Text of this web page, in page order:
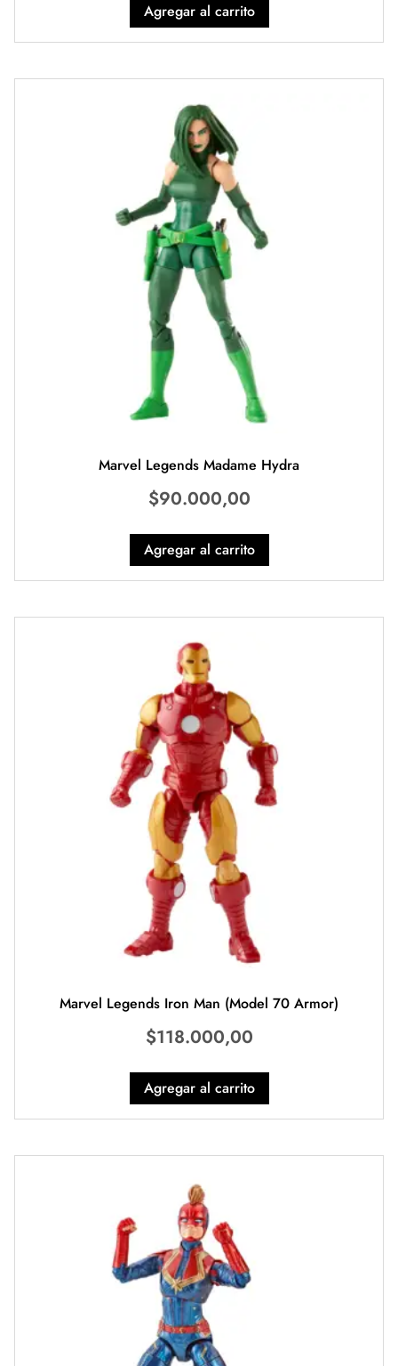
Agregar al carrito
Marvel Legends Madame Hydra
$90.000,00
Agregar al carrito
Marvel Legends Iron Man (Model 70 Armor)
$118.000,00
Agregar al carrito